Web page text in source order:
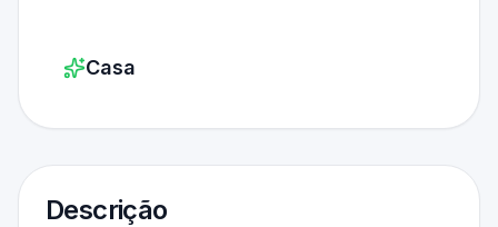
Casa
Descrição